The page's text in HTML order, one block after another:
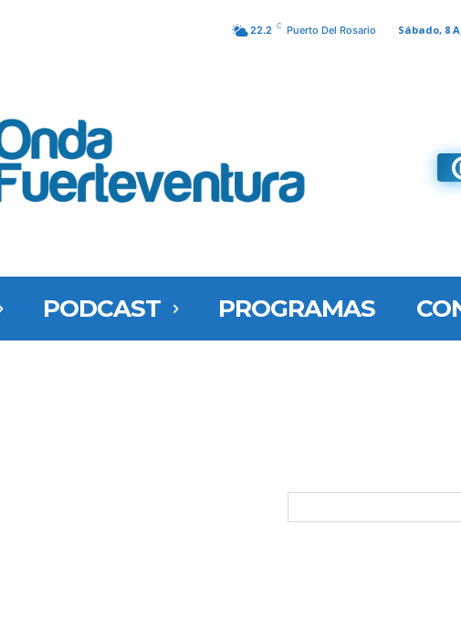
22.2 C Puerto Del Rosario Sábado, 8
PODCAST PROGRAMAS